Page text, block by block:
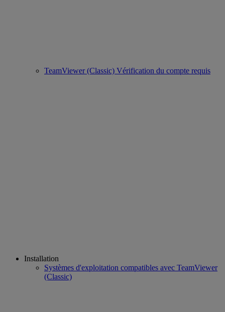
TeamViewer (Classic) Vérification du compte requis
Installation
Systèmes d'exploitation compatibles avec TeamViewer
(Classic)